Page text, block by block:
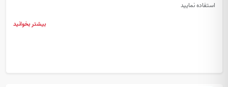
استفاده نمایید
بیشتر بخوانید